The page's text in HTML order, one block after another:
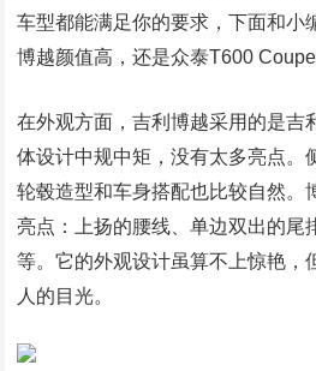
车型都能满足你的要求，下面和小
博越颜值高，还是众泰T600 Coupe
在外观方面，吉利博越采用的是吉
体设计中规中矩，没有太多亮点。
轮毂造型和车身搭配也比较自然。
亮点：上扬的腰线、单边双出的尾
等。它的外观设计虽算不上惊艳，
人的目光。